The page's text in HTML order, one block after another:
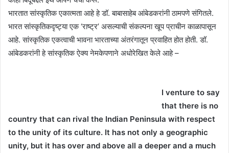
भारतात सांस्कृतिक एकात्मता आहे हे डॉ. बाबासाहेब आंबेडकरांनी ठामपणे संगितले.
भारत सांस्कृतिकदृष्ट्या एक ‘राष्ट्र’ असल्याची संकल्पना खूप प्राचीन काळापासून
आहे. सांस्कृतिक एकत्वाची भावना भारताच्या अंतरंगातून प्रवाहित होत होती. डॉ.
आंबेडकरांनी हे सांस्कृतिक ऐक्य नेमकेपणाने अधोरेखित केले आहे –
I venture to say
that there is no
country that can rival the Indian Peninsula with respect
to the unity of its culture. It has not only a geographic
unity, but it has over and above all a deeper and a much